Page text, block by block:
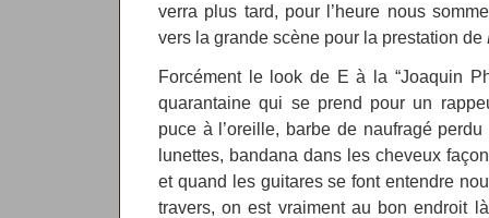
verra plus tard, pour l’heure nous
vers la grande scène pour la prestation de
Forcément le look de E à la “Joaquin
quarantaine qui se prend pour un
puce à l’oreille, barbe de naufragé
lunettes, bandana dans les cheveux
et quand les guitares se font entendre
travers, on est vraiment au bon endroit